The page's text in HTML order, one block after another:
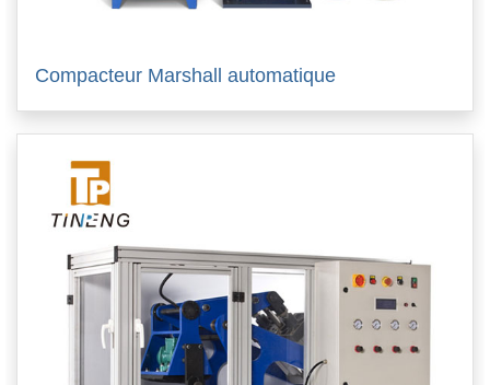
Compacteur Marshall automatique